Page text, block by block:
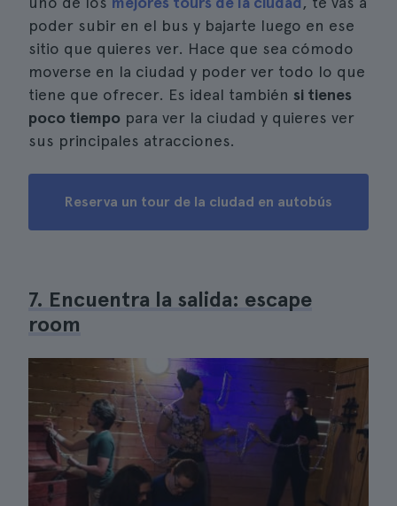
poder subir en el bus y bajarte luego en ese
sitio que quieres ver. Hace que sea cómodo
moverse en la ciudad y poder ver todo lo que
tiene que ofrecer. Es ideal también si tienes
poco tiempo para ver la ciudad y quieres ver
sus principales atracciones.
Reserva un tour de la ciudad en autobús
7. Encuentra la salida: escape
room